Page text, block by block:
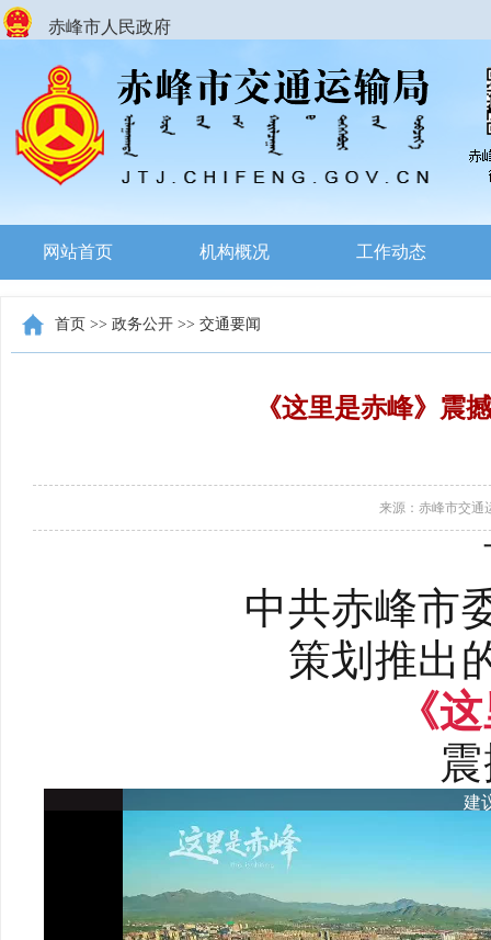
赤峰市人民政府
网站首页 机构概况 工作动态
首页 >> 政务公开 >> 交通要闻
《这里是赤峰》震
来源：赤峰市交通
中共赤峰市
策划推出
《